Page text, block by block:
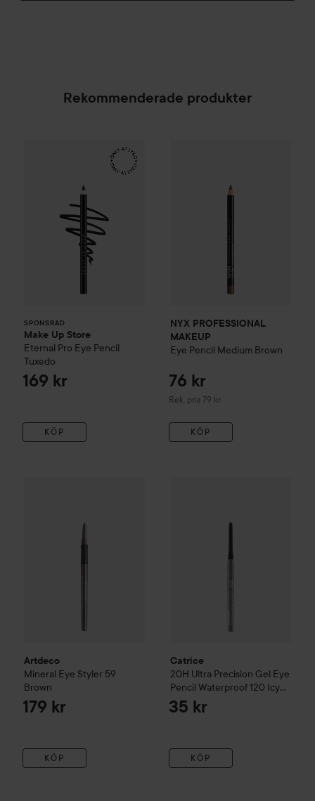
Rekommenderade produkter
SPONSRAD
Make Up Store
Eternal Pro Eye Pencil
Tuxedo
169 kr
KÖP
Make Up Store
NYX PROFESSIONAL
MAKEUP
Eye Pencil Medium Brown
76 kr
Rek. pris 79 kr
Rekommenderat pris 79 kr
KÖP
Artdeco
Mineral Eye Styler 59
Brown
179 kr
KÖP
Catrice
20H Ultra Precision Gel Eye
Pencil Waterproof 120 Icy
Silver
35 kr
KÖP